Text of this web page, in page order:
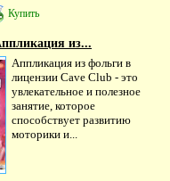
Купить
из...
Аппликация из фольги в
лицензии Cave Club - это
увлекательное и полезное
занятие, которое
способствует развитию
моторики и...